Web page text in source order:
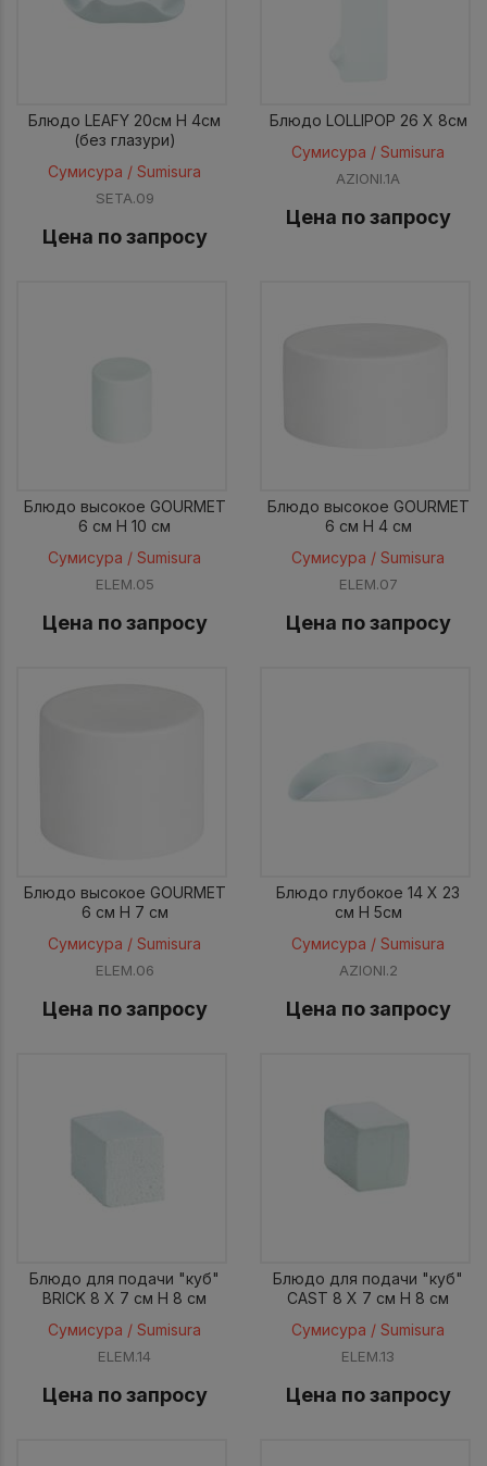
Блюдо LEAFY 20см H 4см
(без глазури)
Сумисура / Sumisura
SETA.09
Цена по запросу
Блюдо LOLLIPOP 26 X 8см
Сумисура / Sumisura
AZIONI.1A
Цена по запросу
Блюдо высокое GOURMET
6 см H 10 см
Сумисура / Sumisura
ELEM.05
Цена по запросу
Блюдо высокое GOURMET
6 см H 4 см
Сумисура / Sumisura
ELEM.07
Цена по запросу
Блюдо высокое GOURMET
6 см H 7 см
Сумисура / Sumisura
ELEM.06
Цена по запросу
Блюдо глубокое 14 X 23
см H 5см
Сумисура / Sumisura
AZIONI.2
Цена по запросу
Блюдо для подачи "куб"
BRICK 8 X 7 см H 8 см
Сумисура / Sumisura
ELEM.14
Цена по запросу
Блюдо для подачи "куб"
CAST 8 X 7 см H 8 см
Сумисура / Sumisura
ELEM.13
Цена по запросу